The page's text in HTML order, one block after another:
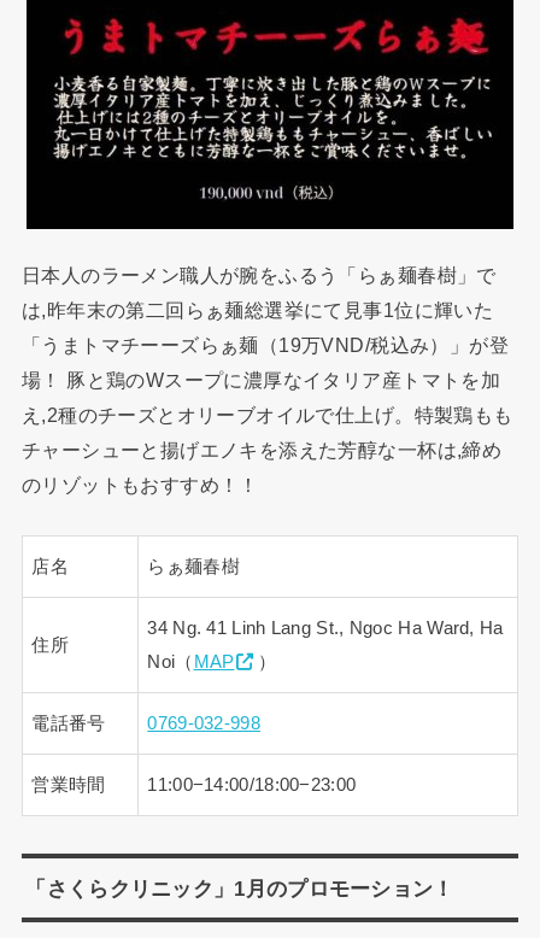
日本人のラーメン職人が腕をふるう「らぁ麺春樹」で
は,昨年末の第二回らぁ麺総選挙にて見事1位に輝いた
「うまトマチーーズらぁ麺（19万VND/税込み）」が登
場！ 豚と鶏のWスープに濃厚なイタリア産トマトを加
え,2種のチーズとオリーブオイルで仕上げ。特製鶏もも
チャーシューと揚げエノキを添えた芳醇な一杯は,締め
のリゾットもおすすめ！！
店名 らぁ麺春樹
住所
34 Ng. 41 Linh Lang St., Ngoc Ha Ward, Ha
Noi（ MAP ）
電話番号 0769-032-998
営業時間 11:00−14:00/18:00−23:00
「さくらクリニック」1月のプロモーション！